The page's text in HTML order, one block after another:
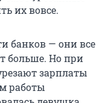
их вовсе.
банков — они все
больше. Но при
зарплаты
работы